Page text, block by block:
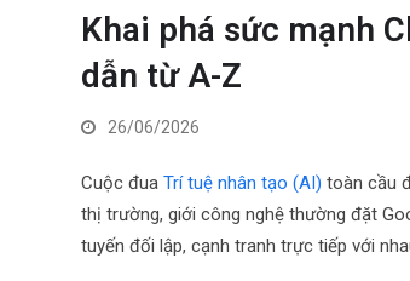
Khai phá sức mạnh
dẫn từ A-Z
26/06/2026
Cuộc đuaTrí tuệ nhân tạo (AI) toàn cầu
thị trường, giới công nghệ thường đặt
tuyến đối lập, cạnh tranh trực tiếp với